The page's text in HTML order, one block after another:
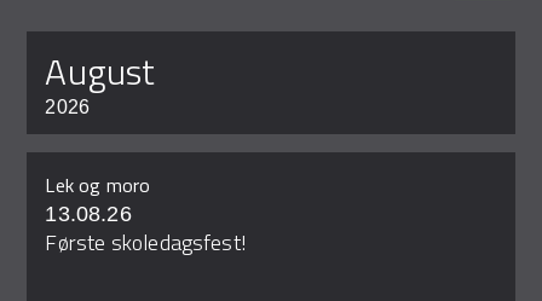
august
2026
Lek og moro
13.08.26
Første skoledagsfest!